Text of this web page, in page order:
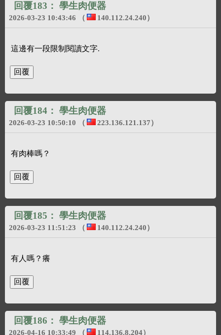
回覆183： 學生肉便器
2026-03-23 10:43:46 （ 140.112.24.240）
這邊有一段限制閱讀文字.
回覆184： 學生肉便器
2026-03-23 10:50:10 （ 223.136.121.137）
有肉棒嗎？
回覆185： 學生肉便器
2026-03-23 11:51:23 （ 140.112.24.240）
有人嗎？癢
回覆186： 學生肉便器
2026-04-16 10:33:49 （ 114.136.8.204）